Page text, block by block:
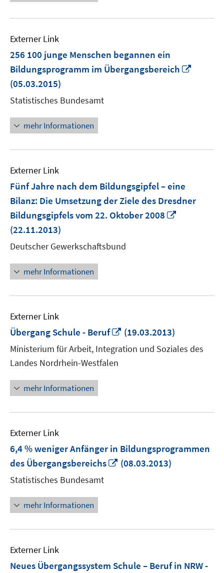
Externer Link
256 100 junge Menschen begannen ein
Bildungsprogramm im Übergangsbereich
(05.03.2015)
Statistisches Bundesamt
mehr Informationen
Externer Link
Fünf Jahre nach dem Bildungsgipfel – eine
Bilanz: Die Umsetzung der Ziele des Dresdner
Bildungsgipfels vom 22. Oktober 2008
(22.11.2013)
Deutscher Gewerkschaftsbund
mehr Informationen
Externer Link
Übergang Schule - Beruf
In
neuem
Fenster
(19.03.2013)
Ministerium für Arbeit, Integration und Soziales des
Landes Nordrhein-Westfalen
mehr Informationen
Externer Link
6,4 % weniger Anfänger in Bildungsprogrammen
des Übergangsbereichs
In
(08.03.2013)
Statistisches Bundesamt
mehr Informationen
Externer Link
Neues Übergangssystem Schule – Beruf in NRW -